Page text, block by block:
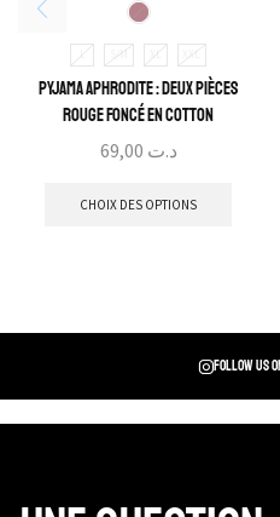
L S/M XL XXL
Pyjama Aphrodite : Deux pièces
rouge foncé en cotton
د.ت
CHOIX DES OPTIONS
Follow us